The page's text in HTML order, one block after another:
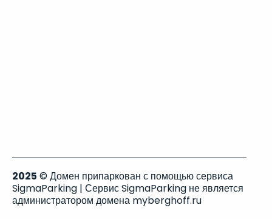
2025 © Домен припаркован с помощью сервиса
SigmaParking | Сервис SigmaParking не является
администратором домена myberghoff.ru